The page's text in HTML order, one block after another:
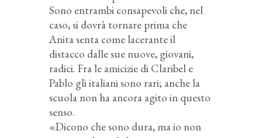
Sono entrambi consapevoli che, nel
caso, si dovrà tornare prima che
Anita senta come lacerante il
distacco dalle sue nuove, giovani,
radici. Fra le amicizie di Claribel e
Pablo gli italiani sono rari; anche la
scuola non ha ancora agito in questo
senso.
«Dicono che sono dura, ma io non